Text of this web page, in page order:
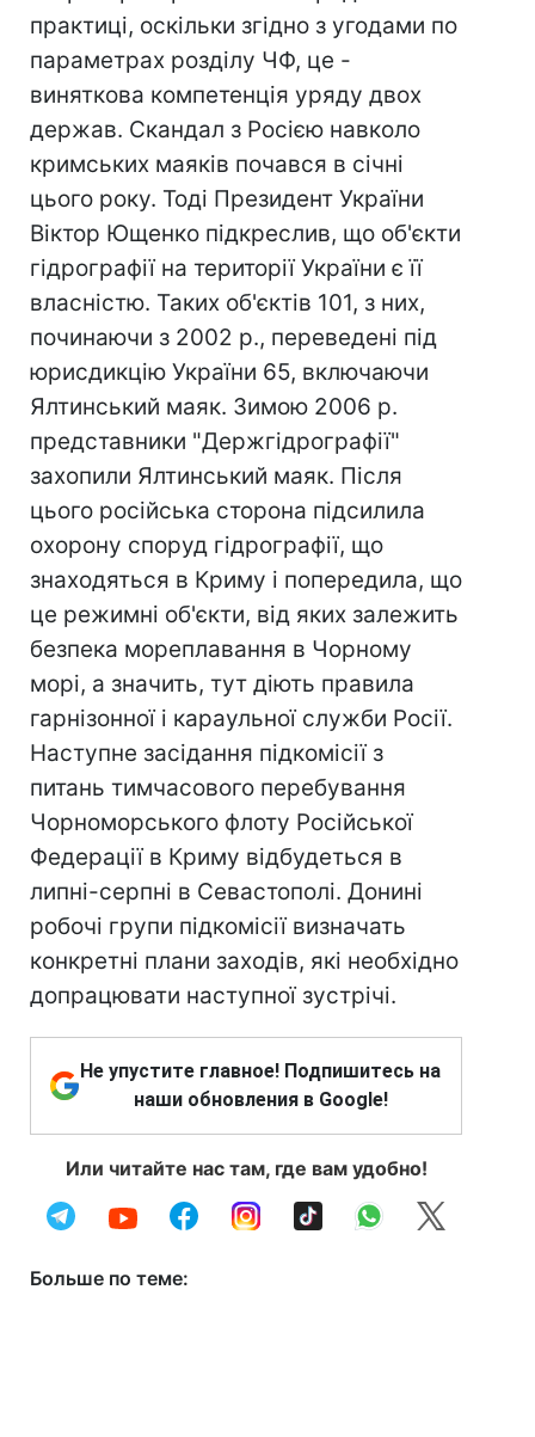
практиці, оскільки згідно з угодами по
параметрах розділу ЧФ, це -
виняткова компетенція уряду двох
держав. Скандал з Росією навколо
кримських маяків почався в січні
цього року. Тоді Президент України
Віктор Ющенко підкреслив, що об'єкти
гідрографії на території України є її
власністю. Таких об'єктів 101, з них,
починаючи з 2002 р., переведені під
юрисдикцію України 65, включаючи
Ялтинський маяк. Зимою 2006 р.
представники "Держгідрографії"
захопили Ялтинський маяк. Після
цього російська сторона підсилила
охорону споруд гідрографії, що
знаходяться в Криму і попередила, що
це режимні об'єкти, від яких залежить
безпека мореплавання в Чорному
морі, а значить, тут діють правила
гарнізонної і караульної служби Росії.
Наступне засідання підкомісії з
питань тимчасового перебування
Чорноморського флоту Російської
Федерації в Криму відбудеться в
липні-серпні в Севастополі. Донині
робочі групи підкомісії визначать
конкретні плани заходів, які необхідно
допрацювати наступної зустрічі.
Не упустите главное! Подпишитесь на
наши обновления в Google!
Или читайте нас там, где вам удобно!
Больше по теме: